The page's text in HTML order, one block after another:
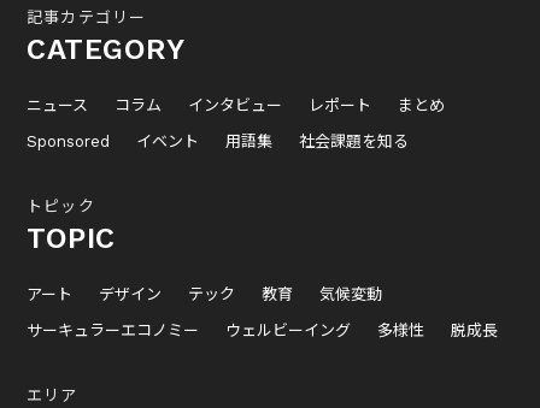
記事カテゴリー
CATEGORY
ニュース コラム インタビュー レポート
まとめ
Sponsored
イベント 用語集 社会課題を知る
トピック
TOPIC
アート デザイン テック 教育
気候変動
サーキュラーエコノミー
ウェルビーイング 多様性 脱成長
エリア